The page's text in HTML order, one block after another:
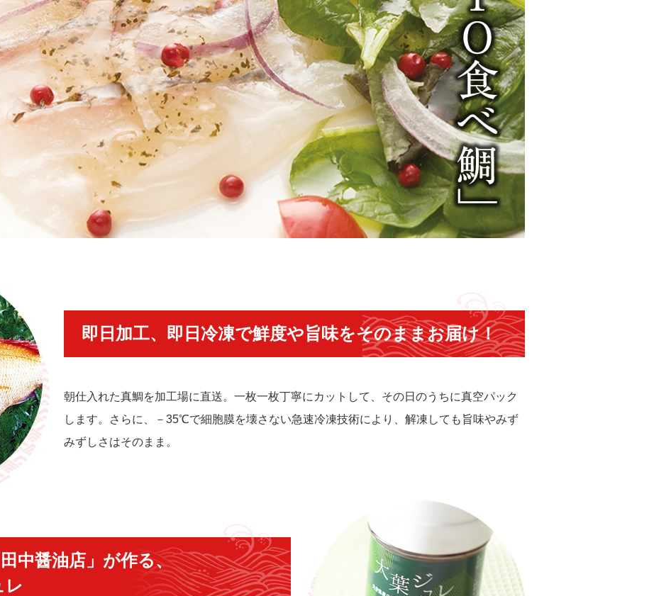
即日加工、即日冷凍で鮮度や旨味をそのままお届け！
朝仕入れた真鯛を加工場に直送。一枚一枚丁寧にカットして、その日のうちに真空パック
します。さらに、－35℃で細胞膜を壊さない急速冷凍技術により、解凍しても旨味やみず
みずしさはそのまま。
中醤油店」が作る、
レ